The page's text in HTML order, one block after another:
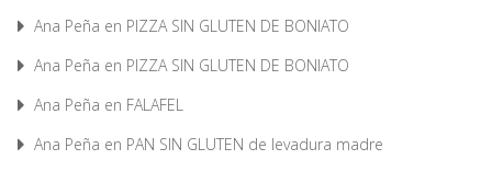
Ana Peña en PIZZA SIN GLUTEN DE BONIATO
Ana Peña en PIZZA SIN GLUTEN DE BONIATO
Ana Peña en FALAFEL
Ana Peña en PAN SIN GLUTEN de levadura madre